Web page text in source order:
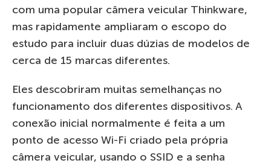
com uma popular câmera veicular Thinkware,
mas rapidamente ampliaram o escopo do
estudo para incluir duas dúzias de modelos de
cerca de 15 marcas diferentes.
Eles descobriram muitas semelhanças no
funcionamento dos diferentes dispositivos. A
conexão inicial normalmente é feita a um
ponto de acesso Wi-Fi criado pela própria
câmera veicular, usando o SSID e a senha